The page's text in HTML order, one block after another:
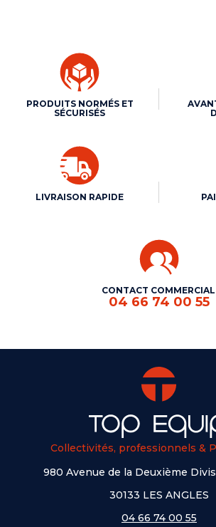
PRODUITS NORMÉS ET
SÉCURISÉS
LIVRAISON RAPIDE
CONTACT COMMERCIAL
04 66 74 00 55
Collectivités, professionnels &
980 Avenue de la Deuxième
30133 LES ANGLES
04 66 74 00 55